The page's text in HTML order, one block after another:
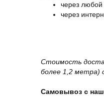
через любой
через
Стоимость
более 1,2 метра)
Самовывоз с